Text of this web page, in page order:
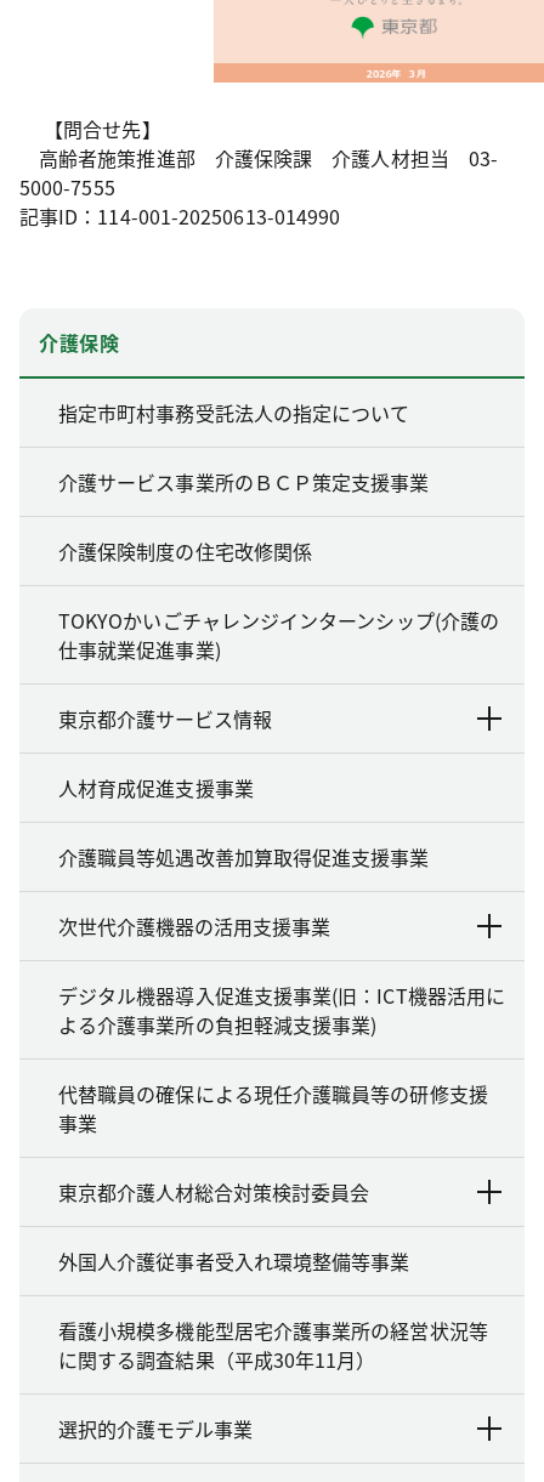
【問合せ先】
高齢者施策推進部 介護保険課 介護人材担当 03-
5000-7555
記事ID：114-001-20250613-014990
介護保険
指定市町村事務受託法人の指定について
介護サービス事業所のＢＣＰ策定支援事業
介護保険制度の住宅改修関係
TOKYOかいごチャレンジインターンシップ(介護の
仕事就業促進事業)
東京都介護サービス情報
人材育成促進支援事業
介護職員等処遇改善加算取得促進支援事業
次世代介護機器の活用支援事業
デジタル機器導入促進支援事業(旧：ICT機器活用に
よる介護事業所の負担軽減支援事業)
代替職員の確保による現任介護職員等の研修支援
事業
東京都介護人材総合対策検討委員会
外国人介護従事者受入れ環境整備等事業
看護小規模多機能型居宅介護事業所の経営状況等
に関する調査結果（平成30年11月）
選択的介護モデル事業